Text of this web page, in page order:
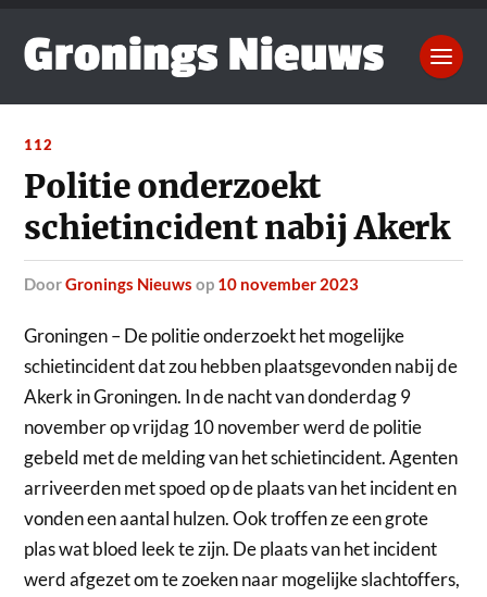
112
Politie onderzoekt
schietincident nabij Akerk
doorGronings Nieuws op 10 november 2023
Groningen – De politie onderzoekt het mogelijke
schietincident dat zou hebben plaatsgevonden nabij de
Akerk in Groningen. In de nacht van donderdag 9
november op vrijdag 10 november werd de politie
gebeld met de melding van het schietincident. Agenten
arriveerden met spoed op de plaats van het incident en
vonden een aantal hulzen. Ook troffen ze een grote
plas wat bloed leek te zijn. De plaats van het incident
werd afgezet om te zoeken naar mogelijke slachtoffers,